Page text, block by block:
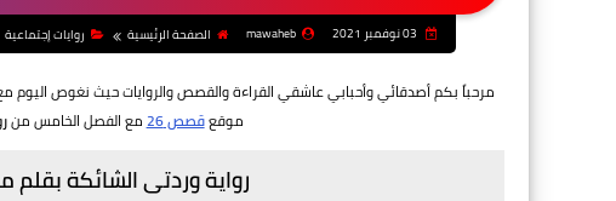
mawaheb الصفحة الرئيسية روايات إجتماعية
مرحباً بكم أصدقائي وأحبابي عاشقي القراءة والقصص والروايات حيث نغوص اليوم
موقعقصص 26 مع الفصل الخامس من
رواية وردتى الشائكة بقلم